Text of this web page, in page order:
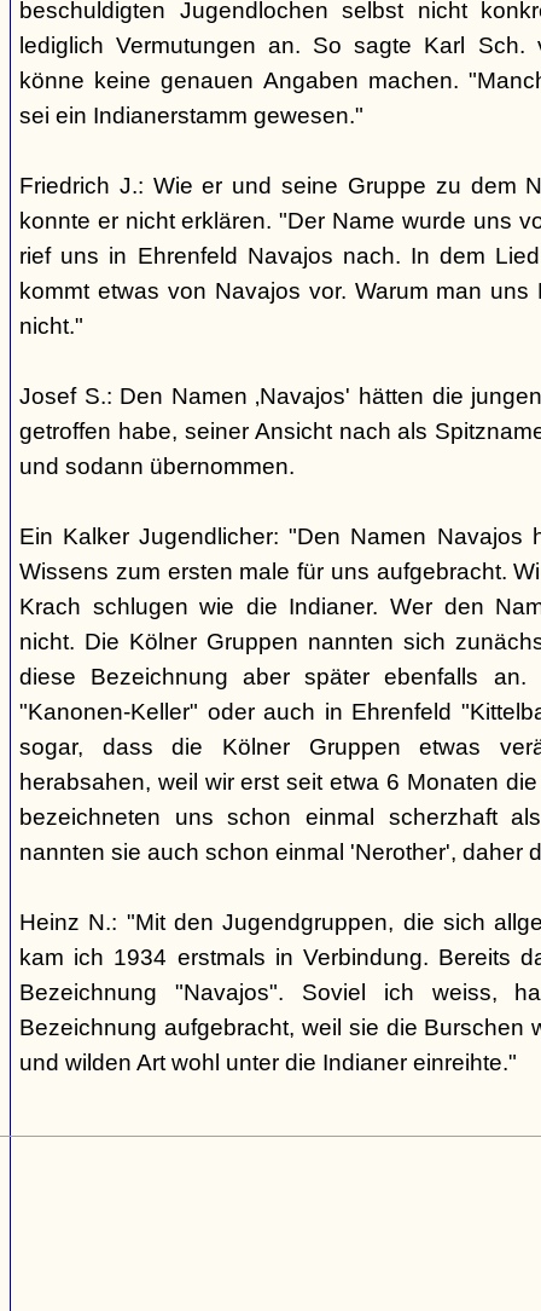
beschuldigten Jugendlochen selbst nicht
lediglich Vermutungen an. So sagte Karl
könne keine genauen Angaben machen.
sei ein Indianerstamm gewesen."
Friedrich J.: Wie er und seine Gruppe zu dem
konnte er nicht erklären. "Der Name wurde uns
rief uns in Ehrenfeld Navajos nach. In dem
kommt etwas von Navajos vor. Warum man
nicht."
Josef S.: Den Namen ‚Navajos' hätten die
getroffen habe, seiner Ansicht nach als
und sodann übernommen.
Ein Kalker Jugendlicher: "Den Namen Navajos
Wissens zum ersten male für uns aufgebracht.
Krach schlugen wie die Indianer. Wer den
nicht. Die Kölner Gruppen nannten sich
diese Bezeichnung aber später ebenfalls
"Kanonen-Keller" oder auch in Ehrenfeld
sogar, dass die Kölner Gruppen etwas
herabsahen, weil wir erst seit etwa 6 Monaten
bezeichneten uns schon einmal scherzhaft
nannten sie auch schon einmal 'Nerother', daher
Heinz N.: "Mit den Jugendgruppen, die sich
kam ich 1934 erstmals in Verbindung. Bereits
Bezeichnung "Navajos". Soviel ich weiss,
Bezeichnung aufgebracht, weil sie die Burschen
und wilden Art wohl unter die Indianer einreihte."